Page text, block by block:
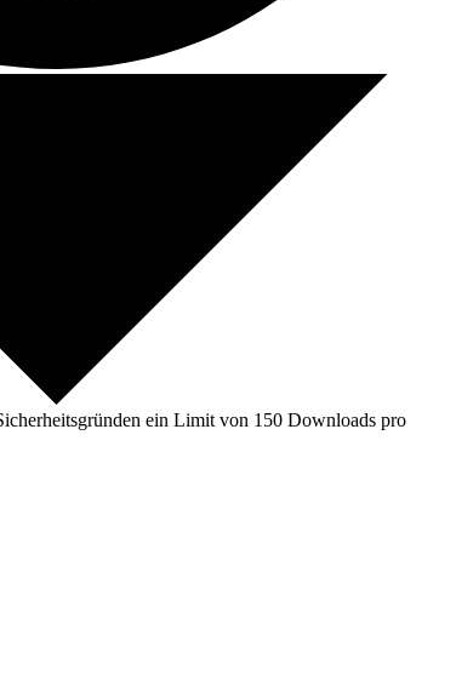
ein Limit von 150 Downloads pro